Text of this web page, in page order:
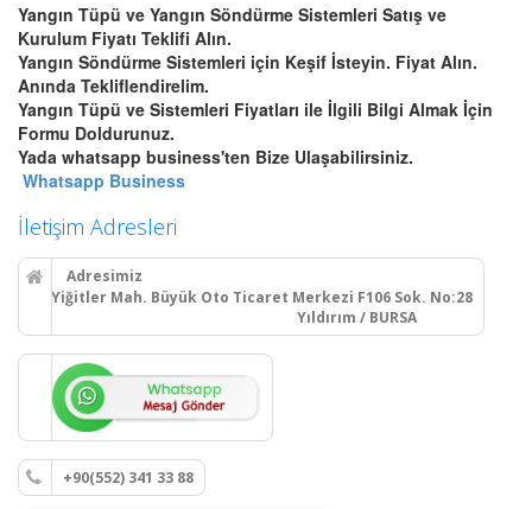
Yangın Tüpü ve Yangın Söndürme Sistemleri Satış ve
Kurulum Fiyatı Teklifi Alın.
Yangın Söndürme Sistemleri için Keşif İsteyin. Fiyat Alın.
Anında Tekliflendirelim.
Yangın Tüpü ve Sistemleri Fiyatları ile İlgili Bilgi Almak İçin
Formu Doldurunuz.
Yada whatsapp business'ten Bize Ulaşabilirsiniz.
Whatsapp Business
İletişim Adresleri
Adresimiz
Yiğitler Mah. Büyük Oto Ticaret Merkezi F106 Sok. No:28
Yıldırım / BURSA
+90(552) 341 33 88